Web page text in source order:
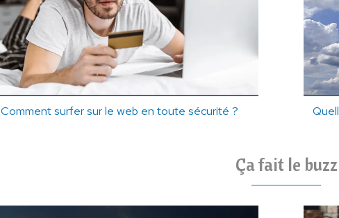
Comment surfer sur le web en toute sécurité ?
Ça fait le buzz